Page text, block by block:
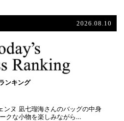
2026.08.10
ンキング
ンヌ 凪七瑠海さんのバッグの中身
クな小物を楽しみながら…